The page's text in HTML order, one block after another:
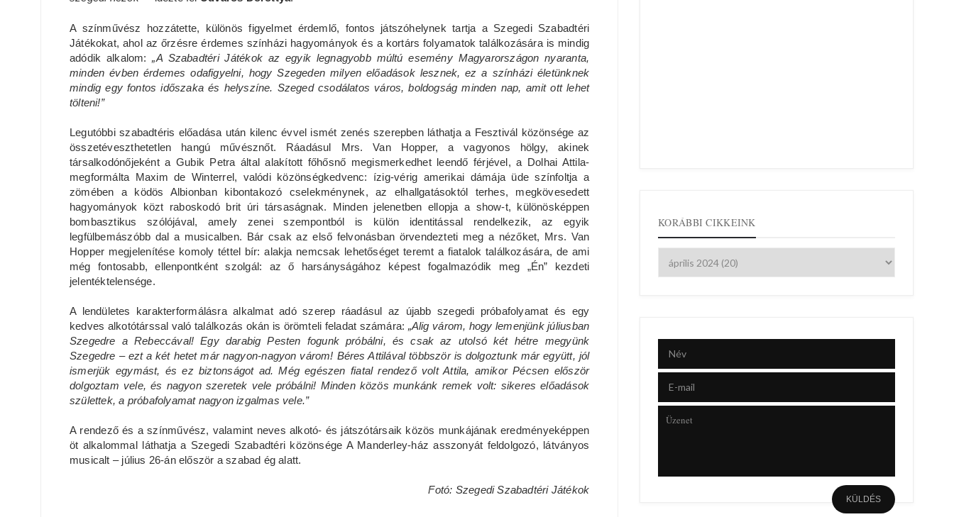
A színművész hozzátette, különös figyelmet érdemlő, fontos játszóhelynek tartja a Szegedi Szabadtéri
Játékokat, ahol az őrzésre érdemes színházi hagyományok és a kortárs folyamatok találkozására is mindig
adódik alkalom:„A Szabadtéri Játékok az egyik legnagyobb múltú esemény Magyarországon nyaranta,
minden évben érdemes odafigyelni, hogy Szegeden milyen előadások lesznek, ez a színházi életünknek
mindig egy fontos időszaka és helyszíne. Szeged csodálatos város, boldogság minden nap, amit ott lehet
tölteni!”
Legutóbbi szabadtéris előadása után kilenc évvel ismét zenés szerepben láthatja a Fesztivál közönsége az
összetéveszthetetlen hangú művésznőt. Ráadásul Mrs. Van Hopper, a vagyonos hölgy, akinek
társalkodónőjeként a Gubik Petra által alakított főhősnő megismerkedhet leendő férjével, a Dolhai Attila-
megformálta Maxim de Winterrel, valódi közönségkedvenc: ízig-vérig amerikai dámája üde színfoltja a
zömében a ködös Albionban kibontakozó cselekménynek, az elhallgatásoktól terhes, megkövesedett
hagyományok közt raboskodó brit úri társaságnak. Minden jelenetben ellopja a show-t, különösképpen
bombasztikus szólójával, amely zenei szempontból is külön identitással rendelkezik, az egyik
legfülbemászóbb dal a musicalben. Bár csak az első felvonásban örvendezteti meg a nézőket, Mrs. Van
Hopper megjelenítése komoly téttel bír: alakja nemcsak lehetőséget teremt a fiatalok találkozására, de ami
még fontosabb, ellenpontként szolgál: az ő harsányságához képest fogalmazódik meg „Én” kezdeti
jelentéktelensége.
A lendületes karakterformálásra alkalmat adó szerep ráadásul az újabb szegedi próbafolyamat és egy
kedves alkotótárssal való találkozás okán is örömteli feladat számára: „Alig várom, hogy lemenjünk júliusban
Szegedre a Rebeccával! Egy darabig Pesten fogunk próbálni, és csak az utolsó két hétre megyünk
Szegedre – ezt a két hetet már nagyon-nagyon várom! Béres Attilával többször is dolgoztunk már együtt, jól
ismerjük egymást, és ez biztonságot ad. Még egészen fiatal rendező volt Attila, amikor Pécsen először
dolgoztam vele, és nagyon szeretek vele próbálni! Minden közös munkánk remek volt: sikeres előadások
születtek, a próbafolyamat nagyon izgalmas vele.”
A rendező és a színművész, valamint neves alkotó- és játszótársaik közös munkájának eredményeképpen
öt alkalommal láthatja a Szegedi Szabadtéri közönsége A Manderley-ház asszonyát feldolgozó, látványos
musicalt – július 26-án először a szabad ég alatt.
Fotó: Szegedi Szabadtéri Játékok
KORÁBBI CIKKEINK